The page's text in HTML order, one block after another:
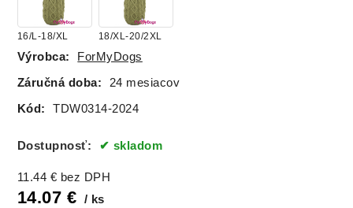
16/L-18/XL 18/XL-20/2XL
Výrobca: ForMyDogs
Záručná doba: 24 mesiacov
Kód: TDW0314-2024
Dostupnosť: skladom
11.44 € bez DPH
14.07 € ks